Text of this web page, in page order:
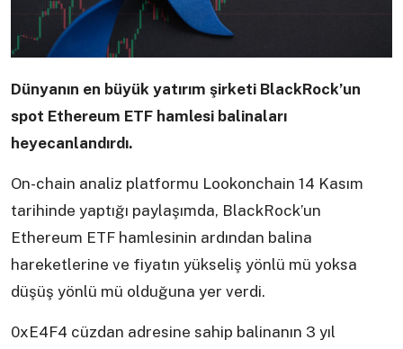
Dünyanın en büyük yatırım şirketi BlackRock’un
spot Ethereum ETF hamlesi balinaları
heyecanlandırdı.
On-chain analiz platformu Lookonchain 14 Kasım
tarihinde yaptığı paylaşımda, BlackRock’un
Ethereum ETF hamlesinin ardından balina
hareketlerine ve fiyatın yükseliş yönlü mü yoksa
düşüş yönlü mü olduğuna yer verdi.
0xE4F4 cüzdan adresine sahip balinanın 3 yıl